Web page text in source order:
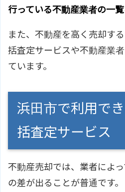
行っている不動産業者の一覧
また、不動産を高く売却す
括査定サービスや不動産業
ています。
浜田市で利用で
括査定サービス
不動産売却では、業者によ
の差が出ることが普通です。